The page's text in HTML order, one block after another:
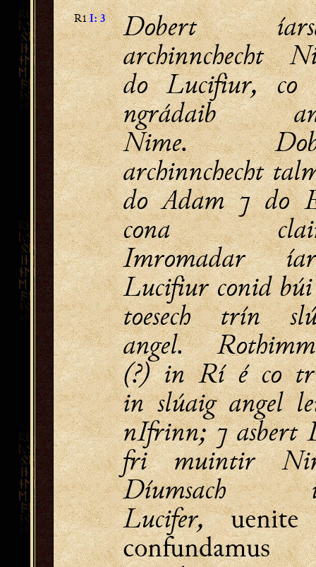
R1I: 3
Dobert
archinnchecht
do Lucifiur, co
ngrádaib
Nime.
archinnchecht
do Adam ⁊ do
cona
Imromadar
Lucifiur conid
toesech trín
angel.
(?) in Rí é co
in slúaig angel
nIfrinn; ⁊ asbert
fri muintir
Díumsach
Lucifer,
confundamus